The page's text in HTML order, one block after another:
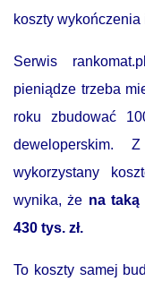
koszty wykończenia
Serwis
pieniądze trzeba
roku zbudować
deweloperskim.
wykorzystany
wynika, że na taką
430 tys. zł.
To koszty samej